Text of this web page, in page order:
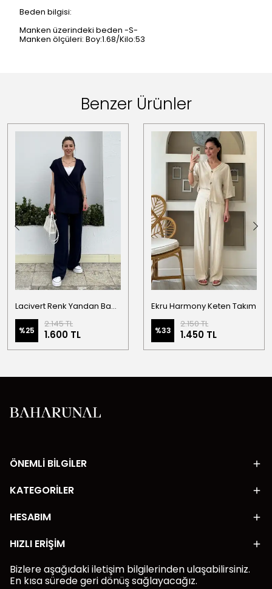
Beden bilgisi:
Manken üzerindeki beden -S-
Manken ölçüleri: Boy:1.68/Kilo:53
Benzer Ürünler
Lacivert Renk Yandan Bağlama Detaylı Yelekli Keten Takım
%25
2.145 TL
1.600 TL
Ekru Harmony Keten Takım
%33
2.150 TL
1.450 TL
ÖNEMLİ BİLGİLER
KATEGORİLER
HESABIM
HIZLI ERİŞİM
Bizlere aşağıdaki iletişim bilgilerinden ulaşabilirsiniz.
En kısa sürede geri dönüş sağlayacağız.